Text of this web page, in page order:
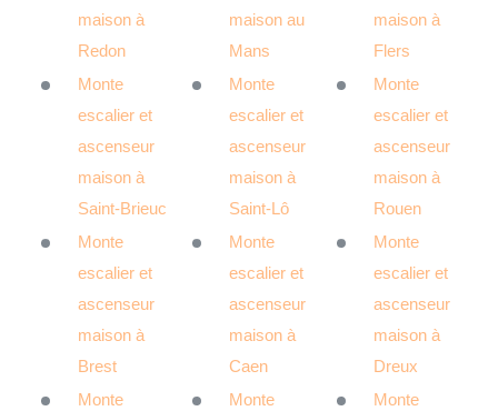
maison à
Redon
Monte
escalier et
ascenseur
maison à
Saint-Brieuc
Monte
escalier et
ascenseur
maison à
Brest
Monte
maison au
Mans
Monte
escalier et
ascenseur
maison à
Saint-Lô
Monte
escalier et
ascenseur
maison à
Caen
Monte
maison à
Flers
Monte
escalier et
ascenseur
maison à
Rouen
Monte
escalier et
ascenseur
maison à
Dreux
Monte